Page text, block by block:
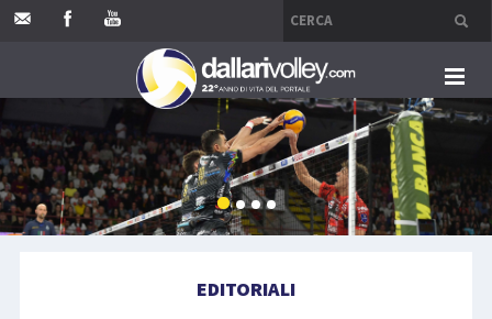
HOME
EDITORIALI
EDITORIALI